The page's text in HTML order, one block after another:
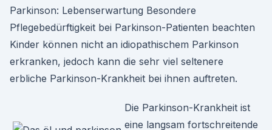
Parkinson: Lebenserwartung Besondere
Pflegebedürftigkeit bei Parkinson-Patienten beachten
Kinder können nicht an idiopathischem Parkinson
erkranken, jedoch kann die sehr viel seltenere
erbliche Parkinson-Krankheit bei ihnen auftreten.
Die Parkinson-Krankheit ist
eine langsam fortschreitende